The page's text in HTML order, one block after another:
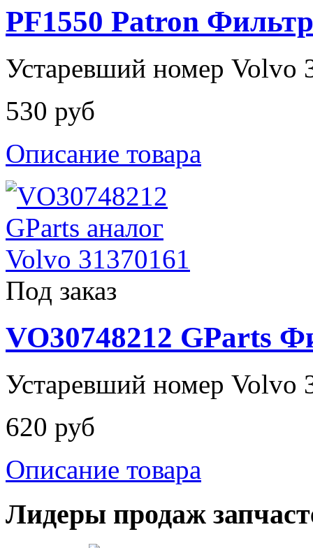
PF1550 Patron
Устаревший номер Volvo
530 руб
Описание товара
Под заказ
VO30748212 GParts
Устаревший номер Volvo
620 руб
Описание товара
Лидеры продаж